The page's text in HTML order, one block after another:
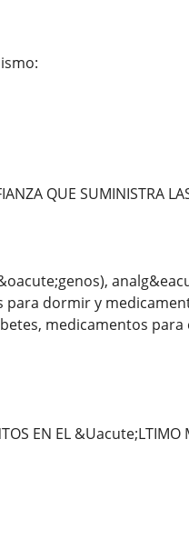
QUE SUMINISTRA
dormir y
medicamentos
EN EL &Uacute;LTIMO